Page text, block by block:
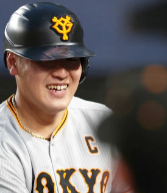
」侍ジャパン選手が証言した“NPB聞...
言って…」サッカー日本代表・森保一監督...